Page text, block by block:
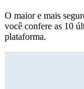
O maior e mais
você confere as 10
plataforma.